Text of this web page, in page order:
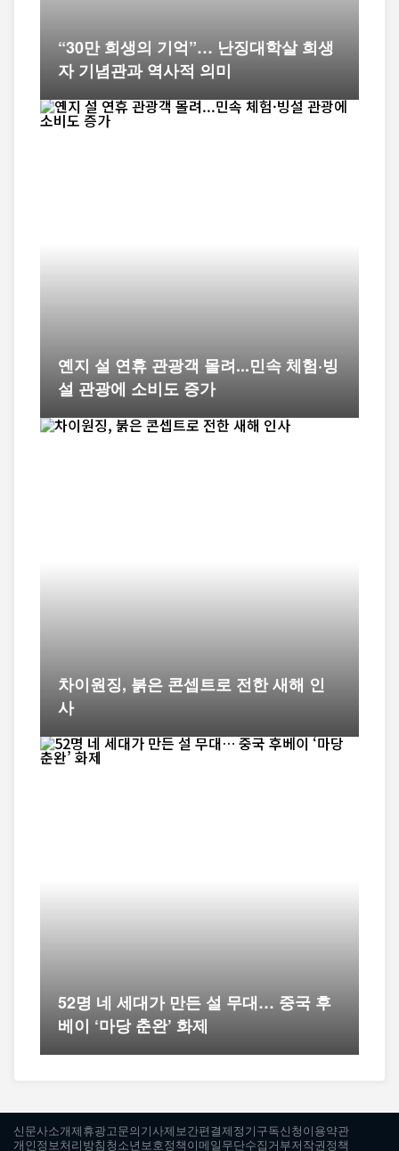
“30만 희생의 기억”… 난징대학살 희생
자 기념관과 역사적 의미
옌지 설 연휴 관광객 몰려...민속 체험·빙
설 관광에 소비도 증가
차이원징, 붉은 콘셉트로 전한 새해 인
사
52명 네 세대가 만든 설 무대… 중국 후
베이 ‘마당 춘완’ 화제
신문사소개제휴광고문의기사제보간편결제정기구독신청이용약관
개인정보처리방침청소년보호정책이메일무단수집거부저작권정책